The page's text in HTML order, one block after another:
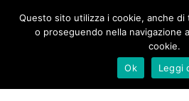
Questo sito utilizza i cookie, anche di
o proseguendo nella navigazione
cookie.
Ok
Leggi